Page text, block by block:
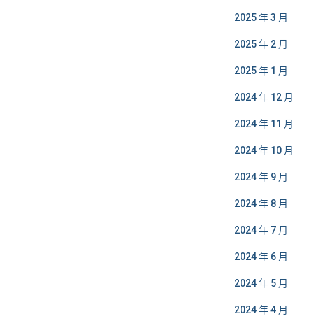
2025 年 3 月
2025 年 2 月
2025 年 1 月
2024 年 12 月
2024 年 11 月
2024 年 10 月
2024 年 9 月
2024 年 8 月
2024 年 7 月
2024 年 6 月
2024 年 5 月
2024 年 4 月